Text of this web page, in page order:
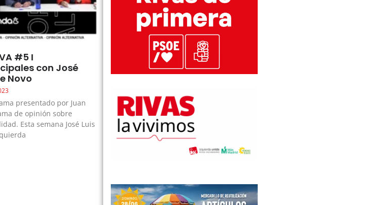
#5 I
con José
Novo
presentado por Juan
de opinión sobre
Esta semana José Luis